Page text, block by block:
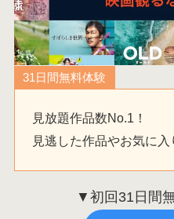
31日間無料体験
見放題作品数No.1！
見逃した作品やお気に入
▼初回31日間